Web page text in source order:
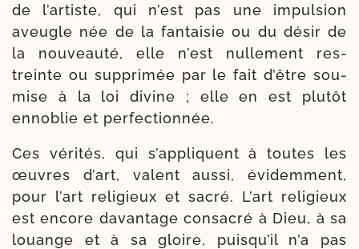
de l’artiste, qui n’est pas une impul­sion
aveugle née de la fan­tai­sie ou du désir de
la nou­veau­té, elle n’est nul­le­ment res­
treinte ou sup­pri­mée par le fait d’être sou­
mise à la loi divine ; elle en est plu­tôt
enno­blie et perfectionnée.
Ces véri­tés, qui s’appliquent à toutes les
œuvres d’art, valent aus­si, évi­dem­ment,
pour l’art reli­gieux et sacré. L’art reli­gieux
est encore davan­tage consa­cré à Dieu, à sa
louange et à sa gloire, puisqu’il n’a pas